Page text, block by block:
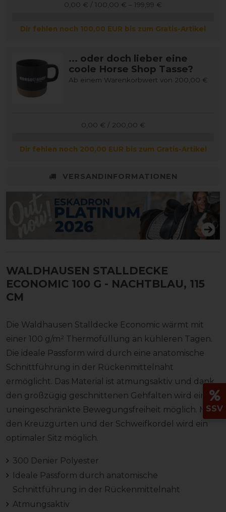
0,00 € / 100,00 € – 199,99 €
Dir fehlen noch 100,00 EUR bis zum Gratis-Artikel
... oder doch lieber eine
coole Horse Shop Tasse?
Ab einem Warenkorbwert von 200,00 €
0,00 € / 200,00 €
Dir fehlen noch 200,00 EUR bis zum Gratis-Artikel
VERSANDINFORMATIONEN
WALDHAUSEN STALLDECKE
ECONOMIC 100 G - NACHTBLAU, 115
CM
Die Waldhausen Stalldecke Economic wärmt mit
einer 100 g/m² Thermofüllung an kühleren Tagen.
Die ideale Passform wird durch eine anatomische
Schnittführung in der Rückenmittelnaht
ermöglicht. Das Material ist atmungsaktiv und dank
den großzügig geschnittenen Gehfalten wird eine
uneingeschränkte Bewegungsfreiheit möglich. Mit
den Kreuzgurten und der Schweifkordel wird ein
optimaler Sitz möglich.
300 Denier Polyester
Ideale Passform durch anatomische
Schnittführung in der Rückenmittelnaht
Atmungsaktiv
SSV